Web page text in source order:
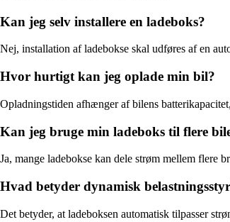
Kan jeg selv installere en ladeboks?
Nej, installation af ladebokse skal udføres af en
Hvor hurtigt kan jeg oplade min bil?
Opladningstiden afhænger af bilens
Kan jeg bruge min ladeboks til flere
Ja, mange ladebokse kan dele strøm mellem
Hvad betyder dynamisk
Det betyder, at ladeboksen automatisk tilpasser